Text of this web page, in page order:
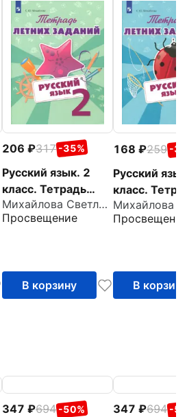
206 317 -35%
Русский язык. 2
класс. Тетрадь
летних заданий
Михайлова Светлана Юрьевна
Просвещение
В корзину
168 259 -
Русский
класс.
летних
В корзину
347 694 -50% 347 694 -